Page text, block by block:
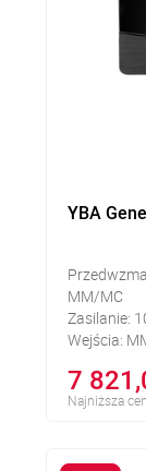
YBA
MM/MC
Zasilanie:
Wejścia:
7
Najniższa